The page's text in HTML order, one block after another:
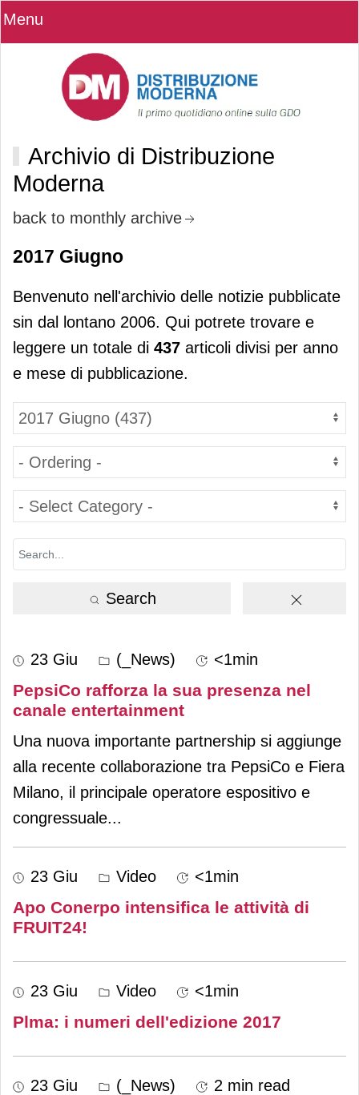
Menu
Archivio di Distribuzione
Moderna
back to monthly archive
2017 Giugno
Benvenuto nell'archivio delle notizie pubblicate
sin dal lontano 2006. Qui potrete trovare e
leggere un totale di 437 articoli divisi per anno
e mese di pubblicazione.
Search
23 Giu (_News) <1min
PepsiCo rafforza la sua presenza nel
canale entertainment
Una nuova importante partnership si aggiunge
alla recente collaborazione tra PepsiCo e Fiera
Milano, il principale operatore espositivo e
congressuale...
23 Giu Video <1min
Apo Conerpo intensifica le attività di
FRUIT24!
23 Giu Video <1min
Plma: i numeri dell'edizione 2017
23 Giu (_News) 2 min read